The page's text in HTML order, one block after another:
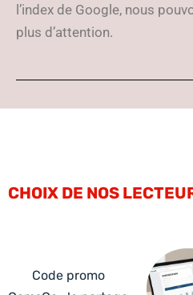
l’index de Google, nous
plus d’attention.
CHOIX DE NOS
Code promo